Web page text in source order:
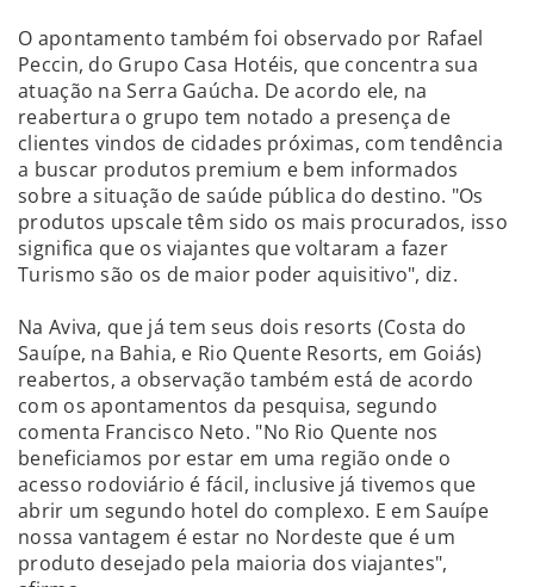
O apontamento também foi observado por Rafael
Peccin, do Grupo Casa Hotéis, que concentra sua
atuação na Serra Gaúcha. De acordo ele, na
reabertura o grupo tem notado a presença de
clientes vindos de cidades próximas, com tendência
a buscar produtos premium e bem informados
sobre a situação de saúde pública do destino. "Os
produtos upscale têm sido os mais procurados, isso
significa que os viajantes que voltaram a fazer
Turismo são os de maior poder aquisitivo", diz.
Na Aviva, que já tem seus dois resorts (Costa do
Sauípe, na Bahia, e Rio Quente Resorts, em Goiás)
reabertos, a observação também está de acordo
com os apontamentos da pesquisa, segundo
comenta Francisco Neto. "No Rio Quente nos
beneficiamos por estar em uma região onde o
acesso rodoviário é fácil, inclusive já tivemos que
abrir um segundo hotel do complexo. E em Sauípe
nossa vantagem é estar no Nordeste que é um
produto desejado pela maioria dos viajantes",